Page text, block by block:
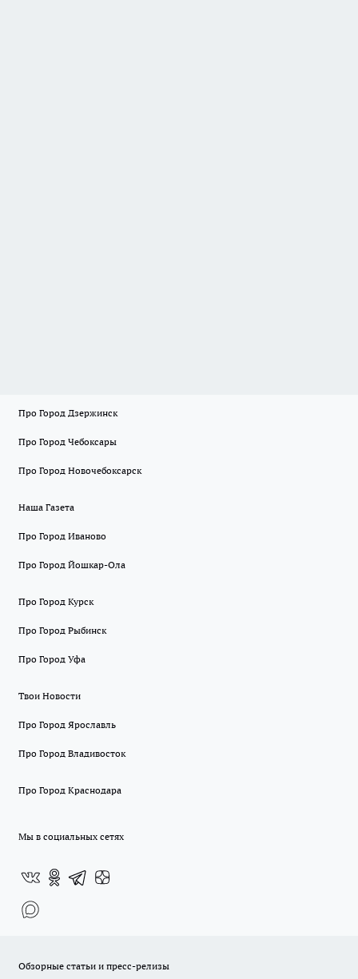
Про Город Дзержинск
Про Город Чебоксары
Про Город Новочебоксарск
Наша Газета
Про Город Иваново
Про Город Йошкар-Ола
Про Город Курск
Про Город Рыбинск
Про Город Уфа
Твои Новости
Про Город Ярославль
Про Город Владивосток
Про Город Краснодара
Мы в социальных сетях
Обзорные статьи и пресс-релизы